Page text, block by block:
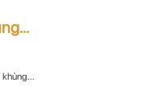
khủng...